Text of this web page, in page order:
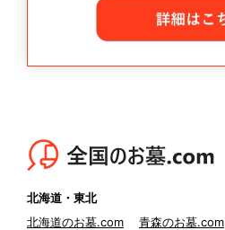
北海道・東北
北海道のお墓.com
青森のお墓.com